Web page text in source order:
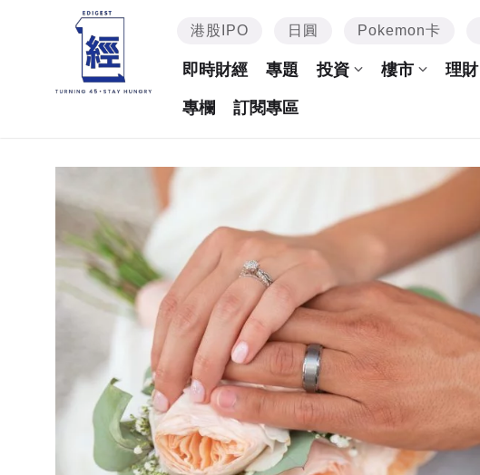
港股IPO 日圓 Pokemon卡
即時財經 專題 投資 樓市 理財
專欄 訂閱專區